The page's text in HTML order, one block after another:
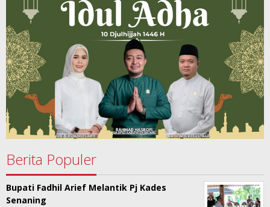
Berita Populer
Bupati Fadhil Arief Melantik Pj Kades
Senaning